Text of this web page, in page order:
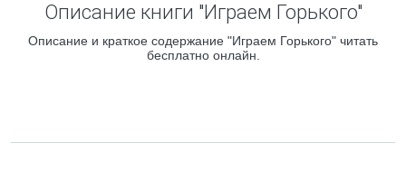
Описание книги "Играем Горького"
Описание и краткое содержание "Играем Горького" читать
бесплатно онлайн.